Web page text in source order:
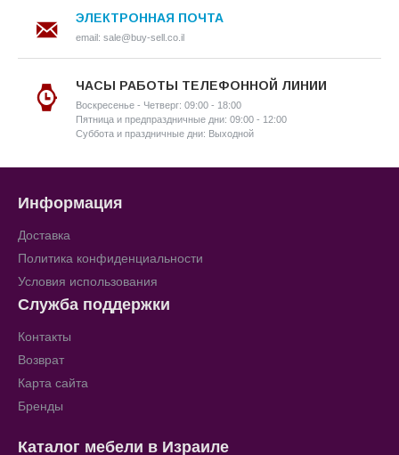
ЭЛЕКТРОННАЯ ПОЧТА
email: sale@buy-sell.co.il
ЧАСЫ РАБОТЫ ТЕЛЕФОННОЙ ЛИНИИ
Воскресенье - Четверг: 09:00 - 18:00
Пятница и предпраздничные дни: 09:00 - 12:00
Суббота и праздничные дни: Выходной
Информация
Доставка
Политика конфиденциальности
Условия использования
Служба поддержки
Контакты
Возврат
Карта сайта
Бренды
Каталог мебели в Израиле